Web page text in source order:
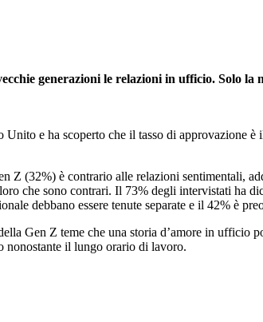
generazioni le relazioni in ufficio. Solo
e ha scoperto che il tasso di approvazione
Z (32%) è contrario alle relazioni sentimentali,
che sono contrari. Il 73% degli intervistati ha
debbano essere tenute separate e il 42% è
Gen Z teme che una storia d’amore in ufficio
nonostante il lungo orario di lavoro.